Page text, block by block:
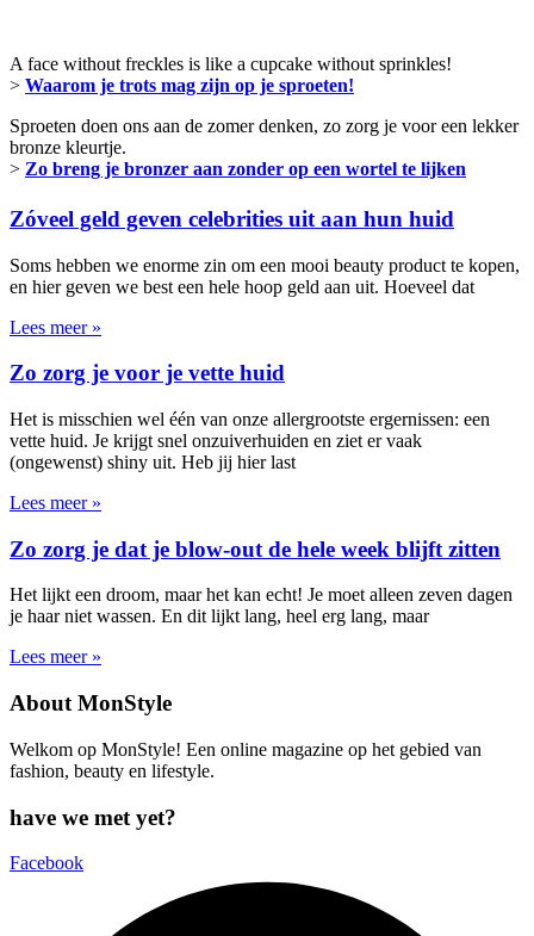
A face without freckles is like a cupcake without sprinkles!
> Waarom je trots mag zijn op je sproeten!
Sproeten doen ons aan de zomer denken, zo zorg je voor een lekker
bronze kleurtje.
> Zo breng je bronzer aan zonder op een wortel te lijken
Zóveel geld geven celebrities uit aan hun huid
Soms hebben we enorme zin om een mooi beauty product te kopen,
en hier geven we best een hele hoop geld aan uit. Hoeveel dat
Lees meer »
Zo zorg je voor je vette huid
Het is misschien wel één van onze allergrootste ergernissen: een
vette huid. Je krijgt snel onzuiverhuiden en ziet er vaak
(ongewenst) shiny uit. Heb jij hier last
Lees meer »
Zo zorg je dat je blow-out de hele week blijft zitten
Het lijkt een droom, maar het kan echt! Je moet alleen zeven dagen
je haar niet wassen. En dit lijkt lang, heel erg lang, maar
Lees meer »
About MonStyle
Welkom op MonStyle! Een online magazine op het gebied van
fashion, beauty en lifestyle.
have we met yet?
Facebook